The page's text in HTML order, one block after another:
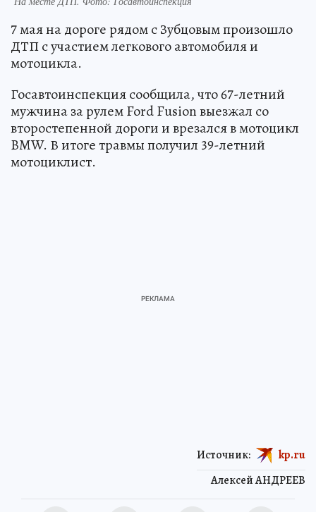
7 мая на дороге рядом с Зубцовым произошло
ДТП с участием легкового автомобиля и
мотоцикла.
Госавтоинспекция сообщила, что 67-летний
мужчина за рулем Ford Fusion выезжал со
второстепенной дороги и врезался в мотоцикл
BMW. В итоге травмы получил 39-летний
мотоциклист.
Алексей АНДРЕЕВ
Источник: kp.ru